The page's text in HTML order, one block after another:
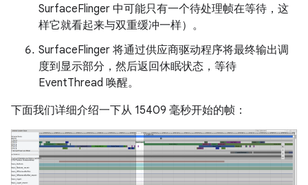
SurfaceFlinger 中可能只有一个待处理帧在等待，这
样它就看起来与双重缓冲一样）。
SurfaceFlinger 将通过供应商驱动程序将最终输出调
度到显示部分，然后返回休眠状态，等待
EventThread 唤醒。
下面我们详细介绍一下从 15409 毫秒开始的帧：